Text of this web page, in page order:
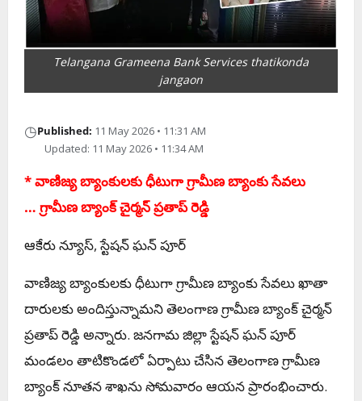
Telangana Grameena Bank Services thatikonda
jangaon
◷Published: 11 May 2026 • 11:31 AM
Updated: 11 May 2026 • 11:34 AM
* వాణిజ్య బ్యాంకులకు ధీటుగా గ్రామీణ బ్యాంకు సేవలు
… గ్రామీణ బ్యాంక్ చైర్మన్ ప్రతాప్ రెడ్డి
ఆకేరు న్యూస్, స్టేషన్ ఘన్ పూర్
వాణిజ్య బ్యాంకులకు ధీటుగా గ్రామీణ బ్యాంకు సేవలు ఖాతా
దారులకు అందిస్తున్నామని తెలంగాణ గ్రామీణ బ్యాంక్ చైర్మన్
ప్రతాప్ రెడ్డి అన్నారు. జనగామ జిల్లా స్టేషన్ ఘన్ పూర్
మండలం తాటికొండలో ఏర్పాటు చేసిన తెలంగాణ గ్రామీణ
బ్యాంక్ నూతన శాఖను సోమవారం ఆయన ప్రారంభించారు.